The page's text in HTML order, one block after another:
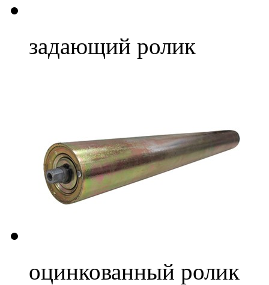
задающий ролик
оцинкованный ролик